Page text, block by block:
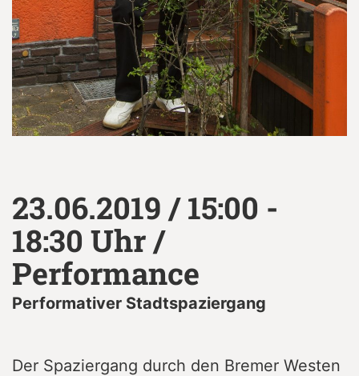
23.06.2019 / 15:00 -
18:30 Uhr /
Performance
Performativer Stadtspaziergang
Der Spaziergang durch den Bremer Westen